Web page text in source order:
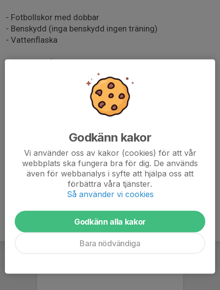
- Fotbollskor med dobbar
- Benskydd (inga benskydd ingen träning)
- Vattenflaska
Ansvar hos föräldrar
- Se till att spelaren är redo att 100% på träningen i alla
- Se till att spelaren ätit mellanmål innan träningen
- Se till att meddela om spelaren inte kan delta på
- Träningen börjar kl 19:00 då är man ombytt och redo
IMG-20241031-WA0002.jpg
Godkänn kakor
Vi använder oss av kakor (cookies) för att vår
webbplats ska fungera bra för dig. De används
även för webbanalys i syfte att hjälpa oss att
förbättra våra tjänster.
Så använder vi cookies
Godkänn alla kakor
Bara nödvändiga